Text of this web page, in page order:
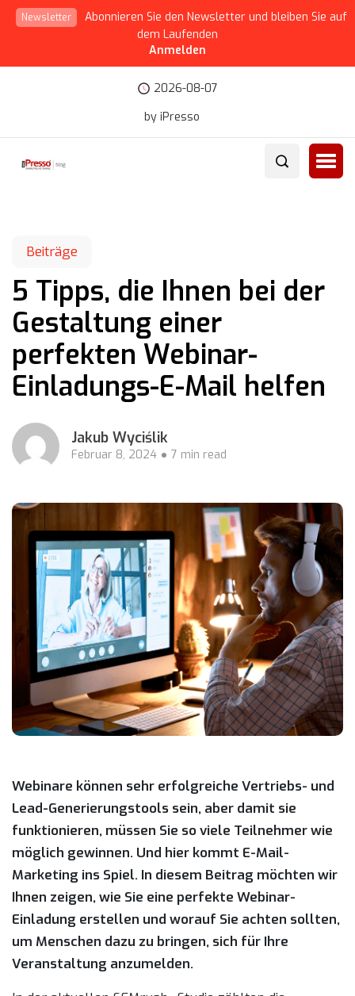
Newsletter
Abonnieren Sie den Newsletter und bleiben Sie auf
dem Laufenden
Anmelden
2026-08-07
by iPresso
Beiträge
5 Tipps, die Ihnen bei der
Gestaltung einer
perfekten Webinar-
Einladungs-E-Mail helfen
Jakub Wyciślik
Februar 8, 2024 7 min read
Webinare können sehr erfolgreiche Vertriebs- und
Lead-Generierungstools sein, aber damit sie
funktionieren, müssen Sie so viele Teilnehmer wie
möglich gewinnen. Und hier kommt E-Mail-
Marketing ins Spiel. In diesem Beitrag möchten wir
Ihnen zeigen, wie Sie eine perfekte Webinar-
Einladung erstellen und worauf Sie achten sollten,
um Menschen dazu zu bringen, sich für Ihre
Veranstaltung anzumelden.